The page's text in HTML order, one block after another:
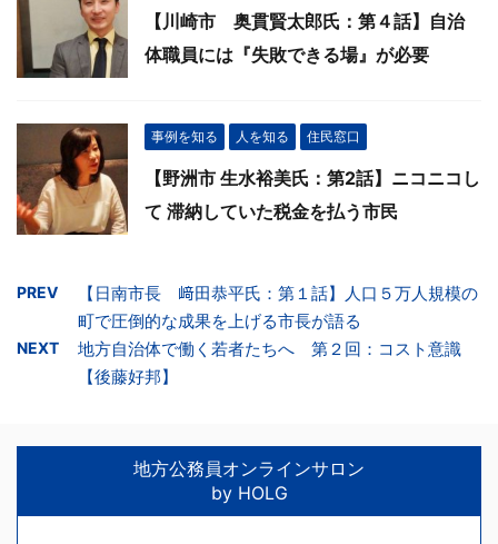
【川崎市 奥貫賢太郎氏：第４話】自治
体職員には『失敗できる場』が必要
事例を知る 人を知る 住民窓口
【野洲市 生水裕美氏：第2話】ニコニコし
て 滞納していた税金を払う市民
PREV
【日南市長 﨑田恭平氏：第１話】人口５万人規模の
町で圧倒的な成果を上げる市長が語る
NEXT
地方自治体で働く若者たちへ 第２回：コスト意識
【後藤好邦】
地方公務員オンラインサロン
by HOLG